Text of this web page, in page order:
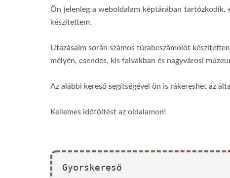
Ön jelenleg a weboldalam képtárában tartózkodik,
készítettem.
Utazásaim során számos túrabeszámolót
mélyén, csendes, kis falvakban és nagyvárosi
Az alábbi kereső segítségével ön is rákereshet az
Kellemes időtöltést az oldalamon!
Gyorskereső